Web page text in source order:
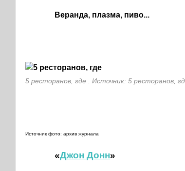
Веранда, плазма, пиво...
5 ресторанов, где . Источник: 5 ресторанов,
Источник фото: архив журнала
«Джон Донн»